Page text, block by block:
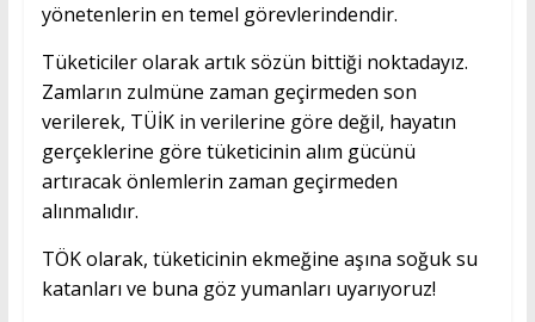
yönetenlerin en temel görevlerindendir.
Tüketiciler olarak artık sözün bittiği noktadayız.
Zamların zulmüne zaman geçirmeden son
verilerek, TÜİK in verilerine göre değil, hayatın
gerçeklerine göre tüketicinin alım gücünü
artıracak önlemlerin zaman geçirmeden
alınmalıdır.
TÖK olarak, tüketicinin ekmeğine aşına soğuk su
katanları ve buna göz yumanları uyarıyoruz!